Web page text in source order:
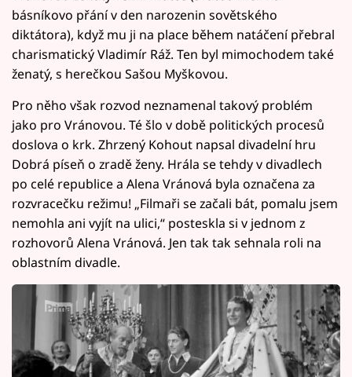
básníkovo přání v den narozenin sovětského
diktátora), když mu ji na place během natáčení přebral
charismatický Vladimír Ráž. Ten byl mimochodem také
ženatý, s herečkou Sašou Myškovou.
Pro něho však rozvod neznamenal takový problém
jako pro Vránovou. Té šlo v době politických procesů
doslova o krk. Zhrzený Kohout napsal divadelní hru
Dobrá píseň o zradě ženy. Hrála se tehdy v divadlech
po celé republice a Alena Vránová byla označena za
rozvracečku režimu! „Filmaři se začali bát, pomalu jsem
nemohla ani vyjít na ulici,“ posteskla si v jednom z
rozhovorů Alena Vránová. Jen tak tak sehnala roli na
oblastním divadle.